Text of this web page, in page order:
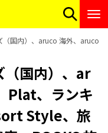
（国内）、aruco 海外、aruco
（国内）、ar
Plat、ランキ
Style、旅